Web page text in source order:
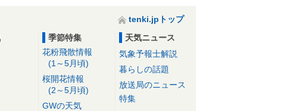
tenki.jpトップ
季節特集
花粉飛散情報
(1～5月頃)
桜開花情報
(2～5月頃)
GWの天気
天気ニュース
気象予報士解説
暮らしの話題
放送局のニュース
特集